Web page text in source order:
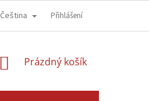
GDPR - OCHRANA OSOBNÍCH ÚDAJŮ
Čeština Přihlášení
NÁKUPNÍ
Prázdný košík